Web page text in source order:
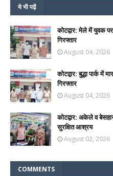
ये भी पढ़ें
कोटद्वार: मेले में युवक
गिरफ्तार
August 04, 2026
कोटद्वार: बुद्धा पार्क
गिरफ्तार
August 04, 2026
कोटद्वार: अकेले व
सुरक्षित आश्रय
August 02, 2026
COMMENTS